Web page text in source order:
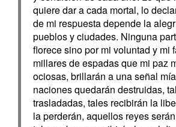
quiere dar a cada mortal, lo
de mi respuesta depende la
pueblos y ciudades. Ninguna
florece sino por mi voluntad y mi
millares de espadas que mi paz
ociosas, brillarán a una señal
naciones quedarán destruidas,
trasladadas, tales recibirán la
la perderán, aquellos reyes